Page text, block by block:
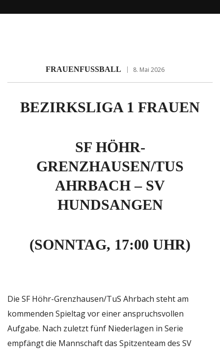
FRAUENFUSSBALL 8. Mai 2026
BEZIRKSLIGA 1 FRAUEN
SF HÖHR-
GRENZHAUSEN/TUS
AHRBACH – SV
HUNDSANGEN
(SONNTAG, 17:00 UHR)
Die SF Höhr-Grenzhausen/TuS Ahrbach steht am
kommenden Spieltag vor einer anspruchsvollen
Aufgabe. Nach zuletzt fünf Niederlagen in Serie
empfängt die Mannschaft das Spitzenteam des SV